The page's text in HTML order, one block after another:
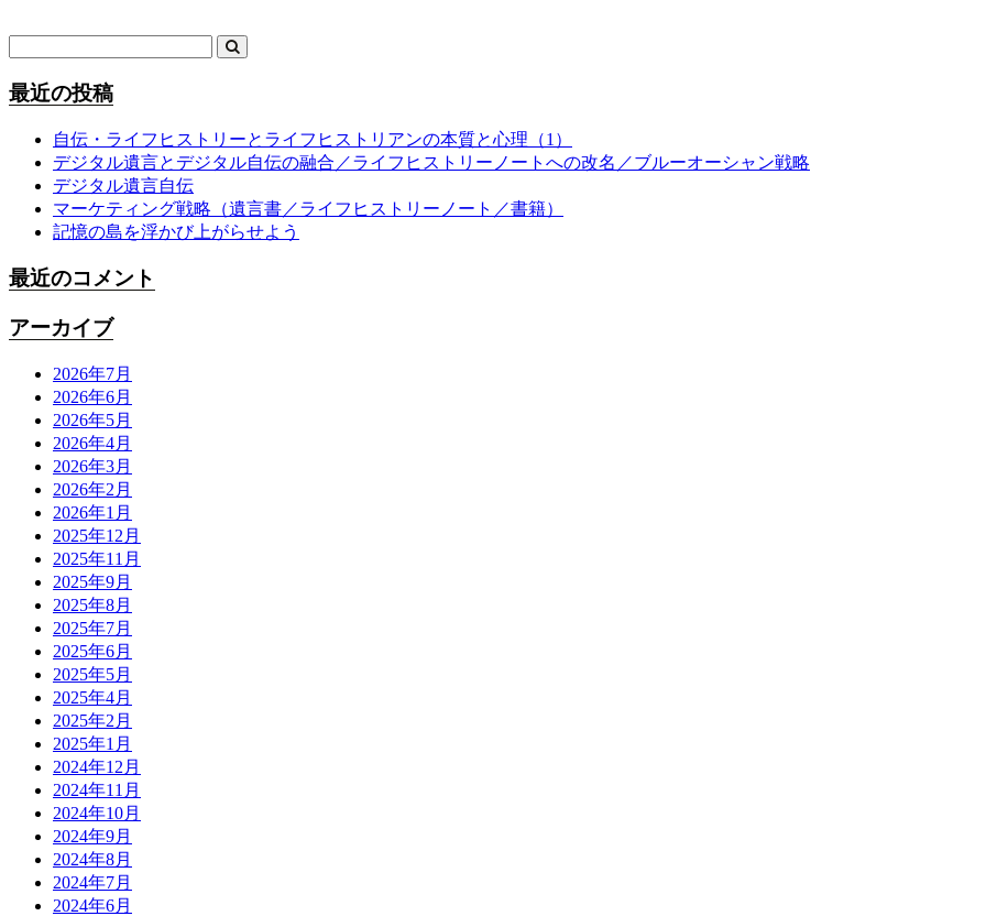
最近の投稿
自伝・ライフヒストリーとライフヒストリアンの本質と心理（1）
デジタル遺言とデジタル自伝の融合／ライフヒストリーノートへの改名／ブルーオーシャン戦略
デジタル遺言自伝
マーケティング戦略（遺言書／ライフヒストリーノート／書籍）
記憶の島を浮かび上がらせよう
最近のコメント
アーカイブ
2026年7月
2026年6月
2026年5月
2026年4月
2026年3月
2026年2月
2026年1月
2025年12月
2025年11月
2025年9月
2025年8月
2025年7月
2025年6月
2025年5月
2025年4月
2025年2月
2025年1月
2024年12月
2024年11月
2024年10月
2024年9月
2024年8月
2024年7月
2024年6月